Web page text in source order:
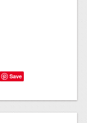
Save